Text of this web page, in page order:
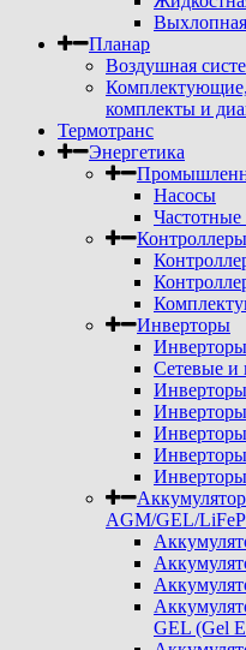
Выхлопная
Планар
Воздушная
комплекты и
Термотранс
Энергетика
Насосы
Частотные
Инверторы
Сетевые и
AGM/GEL/
GEL (Gel